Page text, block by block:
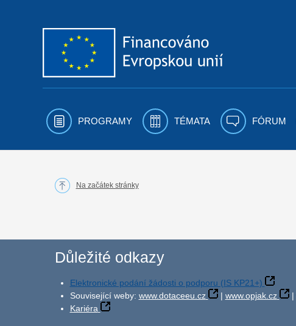
PROGRAMY TÉMATA FÓRUM
Na začátek stránky
Důležité odkazy
Elektronické podání žádosti o podporu (IS KP21+)
Související weby: www.dotaceeu.cz | www.opjak.cz |
Kariéra